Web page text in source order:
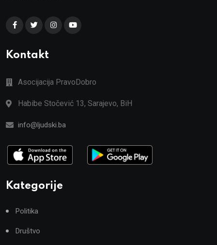
Kontakt
Asocijacija PravoDobro
Habibe Stočević 13, Sarajevo, BiH
info@ljudski.ba
Kategorije
Politika
Društvo